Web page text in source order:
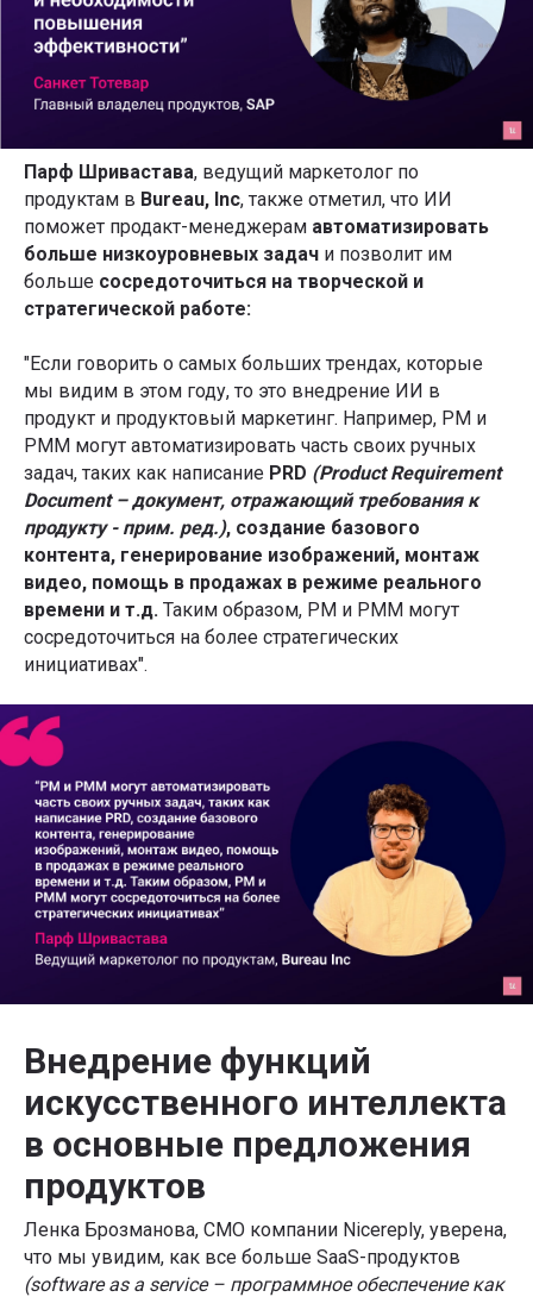
Парф Шривастава, ведущий маркетолог по
продуктам в Bureau, Inc, также отметил, что ИИ
поможет продакт-менеджерам автоматизировать
больше низкоуровневых задач и позволит им
больше сосредоточиться на творческой и
стратегической работе:
"Если говорить о самых больших трендах, которые
мы видим в этом году, то это внедрение ИИ в
продукт и продуктовый маркетинг. Например, PM и
PMM могут автоматизировать часть своих ручных
задач, таких как написание PRD (Product Requirement
Document – документ, отражающий требования к
продукту - прим. ред.), создание базового
контента, генерирование изображений, монтаж
видео, помощь в продажах в режиме реального
времени и т.д. Таким образом, PM и PMM могут
сосредоточиться на более стратегических
инициативах".
Внедрение функций
искусственного интеллекта
в основные предложения
продуктов
Ленка Брозманова, CMO компании Nicereply, уверена,
что мы увидим, как все больше SaaS-продуктов
(software as a service – программное обеспечение как